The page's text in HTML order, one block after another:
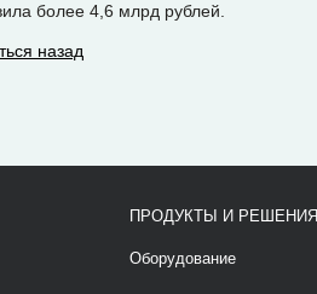
более 4,6 млрд рублей.
назад
ПРОДУКТЫ И РЕШЕНИЯ
Оборудование